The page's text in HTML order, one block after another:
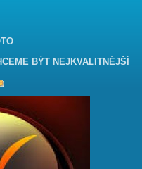
BÝT NEJKVALITNĚJŠÍ